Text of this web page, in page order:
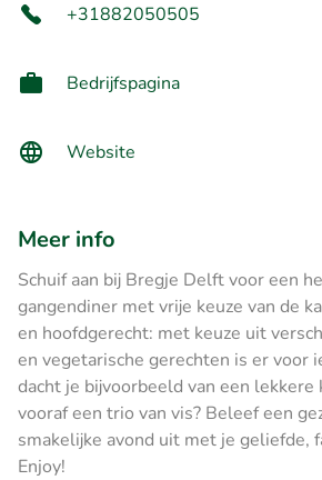
+31882050505
Bedrijfspagina
Website
Meer info
Schuif aan bij Bregje Delft voor een
gangendiner met vrije keuze van de
en hoofdgerecht: met keuze uit
en vegetarische gerechten is er voor
dacht je bijvoorbeeld van een lekkere
vooraf een trio van vis? Beleef een
smakelijke avond uit met je geliefde,
Enjoy!